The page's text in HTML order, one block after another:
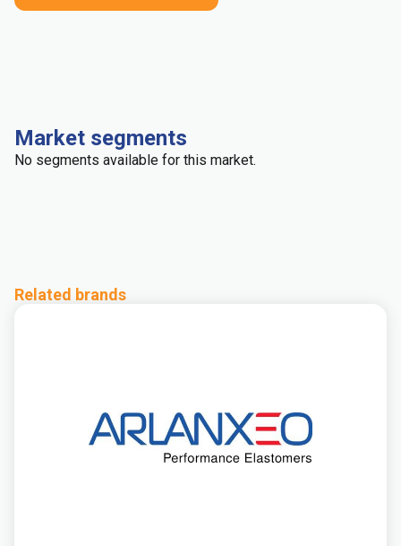
Market segments
No segments available for this market.
Related brands